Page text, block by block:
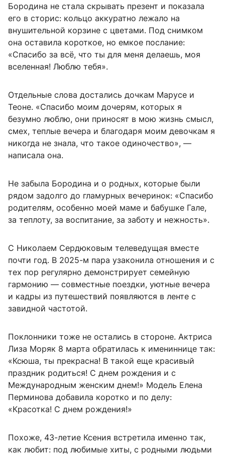
Бородина не стала скрывать презент и показала
его в сторис: кольцо аккуратно лежало на
внушительной корзине с цветами. Под снимком
она оставила короткое, но емкое послание:
«Спасибо за всё, что ты для меня делаешь, моя
вселенная! Люблю тебя».
Отдельные слова достались дочкам Марусе и
Теоне. «Спасибо моим дочерям, которых я
безумно люблю, они приносят в мою жизнь смысл,
смех, теплые вечера и благодаря моим девочкам я
никогда не знала, что такое одиночество», —
написала она.
Не забыла Бородина и о родных, которые были
рядом задолго до гламурных вечеринок: «Спасибо
родителям, особенно моей маме и бабушке Гале,
за теплоту, за воспитание, за заботу и нежность».
С Николаем Сердюковым телеведущая вместе
почти год. В 2025-м пара узаконила отношения и с
тех пор регулярно демонстрирует семейную
гармонию — совместные поездки, уютные вечера
и кадры из путешествий появляются в ленте с
завидной частотой.
Поклонники тоже не остались в стороне. Актриса
Лиза Моряк 8 марта обратилась к имениннице так:
«Ксюша, ты прекрасна! В такой еще красивый
праздник родиться! С днем рождения и с
Международным женским днем!» Модель Елена
Перминова добавила коротко и по делу:
«Красотка! С днем рождения!»
Похоже, 43-летие Ксения встретила именно так,
как любит: под любимые хиты, с родными людьми